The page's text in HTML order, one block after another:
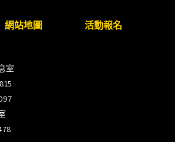
年職場霸凌調查專業人才(律師)培
15日(六)上午舉辦「使用AI如何幫
律工作中的應用與風險」課程(8/7
上併行)
序監理人之會員(115/8/14截止)
網站地圖 活動報名
室